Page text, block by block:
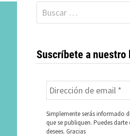
Buscar:
Suscríbete a nuestro
Simplemente serás informado
que se publiquen. Puedes
desees. Gracias